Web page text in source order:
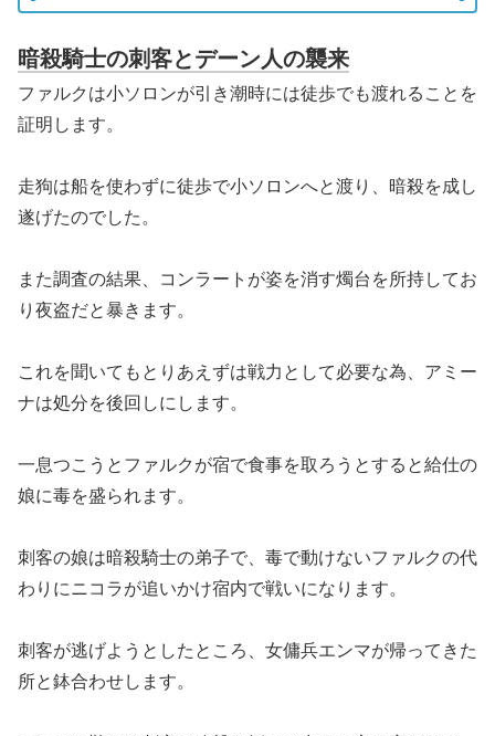
暗殺騎士の刺客とデーン人の襲来
ファルクは小ソロンが引き潮時には徒歩でも渡れることを
証明します。
走狗は船を使わずに徒歩で小ソロンへと渡り、暗殺を成し
遂げたのでした。
また調査の結果、コンラートが姿を消す燭台を所持してお
り夜盗だと暴きます。
これを聞いてもとりあえずは戦力として必要な為、アミー
ナは処分を後回しにします。
一息つこうとファルクが宿で食事を取ろうとすると給仕の
娘に毒を盛られます。
刺客の娘は暗殺騎士の弟子で、毒で動けないファルクの代
わりにニコラが追いかけ宿内で戦いになります。
刺客が逃げようとしたところ、女傭兵エンマが帰ってきた
所と鉢合わせします。